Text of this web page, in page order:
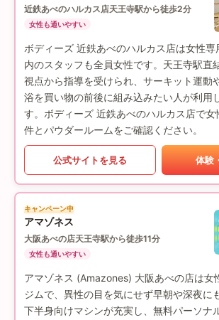
近鉄あべのハルカス店天王寺駅から徒歩2分
女性も通いやすい
ボディーズ 近鉄あべのハルカス店は女性専
内のスタッフも全員女性です。天王寺駅直
視点から指導を受けられ、サーキット運動
浴を買い物の前後に組み込みたい人が利用
す。ボディーズ 近鉄あべのハルカス店で女
件とパウダールームをご確認ください。
公式サイトを見る 体験
キャンペーン中
アマゾネス
大阪あべの店天王寺駅から徒歩11分
女性も通いやすい
アマゾネス (Amazones) 大阪あべの店は女
ジムで、異性の目を気にせず早朝や深夜に
下半身向けマシンが充実し、無料パーソナ